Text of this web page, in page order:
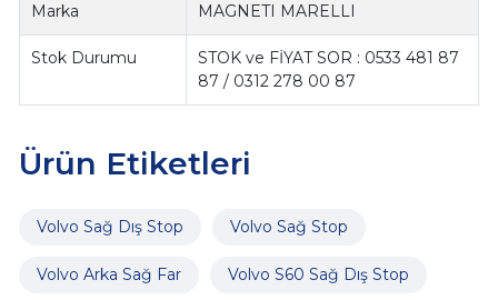
Marka MAGNETI MARELLI
Stok Durumu
STOK ve FİYAT SOR : 0533 481 87
87 / 0312 278 00 87
Ürün Etiketleri
Volvo Sağ Dış Stop Volvo Sağ Stop
Volvo Arka Sağ Far Volvo S60 Sağ Dış Stop